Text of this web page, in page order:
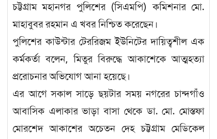
চট্টগ্রাম মহানগর পুলিশের (সিএমপি) কমিশনার মো.
মাহাবুবর রহমান এ খবর নিশ্চিত করেছেন।
পুলিশের কাউন্টার টেররিজম ইউনিটের দায়িত্বশীল এক
কর্মকর্তা বলেন, মিতুর বিরুদ্ধে আকাশেকে আত্মহত্যা
প্ররোচনার অভিযোগ আনা হয়েছে।
এর আগে সকাল সাড়ে ছয়টার সময় নগরের চান্দগাঁও
আবাসিক এলাকার ভাড়া বাসা থেকে ডা. মো. মোস্তফা
মোরশেদ আকাশের অচেতন দেহ চট্টগ্রাম মেডিকেল